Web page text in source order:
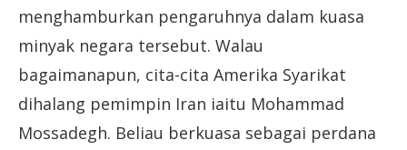
menghamburkan pengaruhnya dalam kuasa
minyak negara tersebut. Walau
bagaimanapun, cita-cita Amerika Syarikat
dihalang pemimpin Iran iaitu Mohammad
Mossadegh. Beliau berkuasa sebagai perdana